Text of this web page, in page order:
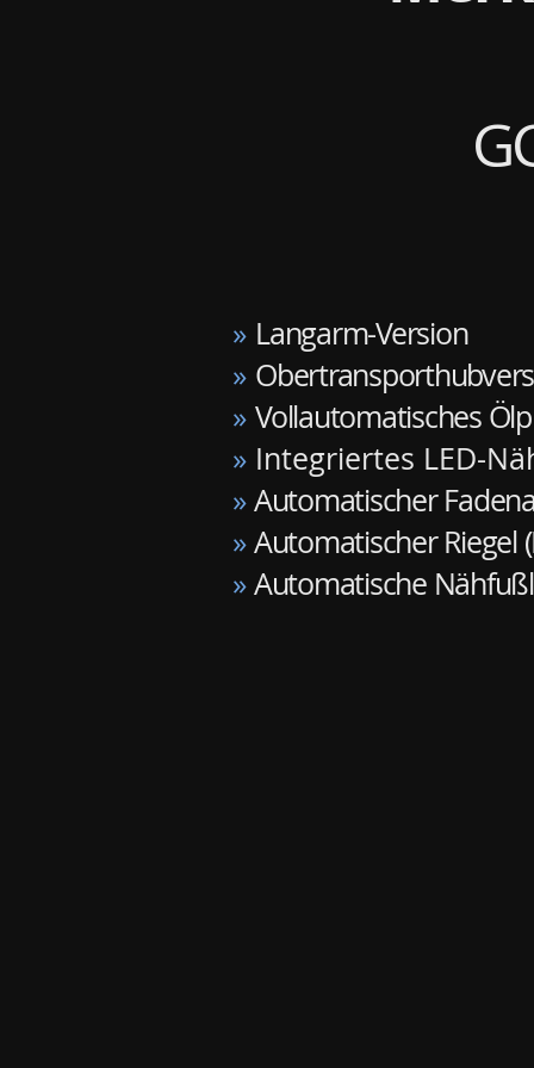
» Langarm-Version
»
» Vollautomatisches
» Integriertes LED-
»Automatischer
»Automatischer Riegel
»Automatische